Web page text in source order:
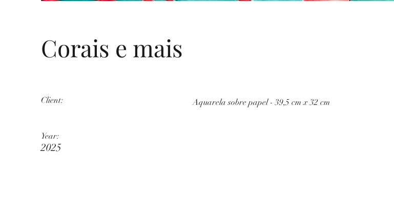
Corais e mais
Client:
Year:
2025
Aquarela sobre papel - 39,5 cm x 32 cm